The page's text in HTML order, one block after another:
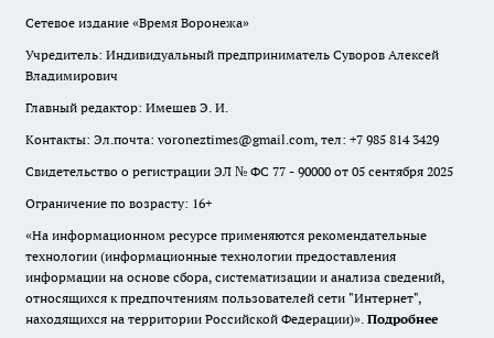
Сетевое издание «Время Воронежа»
Учредитель: Индивидуальный предприниматель Суворов Алексей
Владимирович
Главный редактор: Имешев Э. И.
Контакты: Эл.почта: voroneztimes@gmail.com, тел: +7 985 814 3429
Свидетельство о регистрации ЭЛ № ФС 77 - 90000 от 05 сентября 2025
Ограничение по возрасту: 16+
«На информационном ресурсе применяются рекомендательные
технологии (информационные технологии предоставления
информации на основе сбора, систематизации и анализа сведений,
относящихся к предпочтениям пользователей сети "Интернет",
находящихся на территории Российской Федерации)». Подробнее